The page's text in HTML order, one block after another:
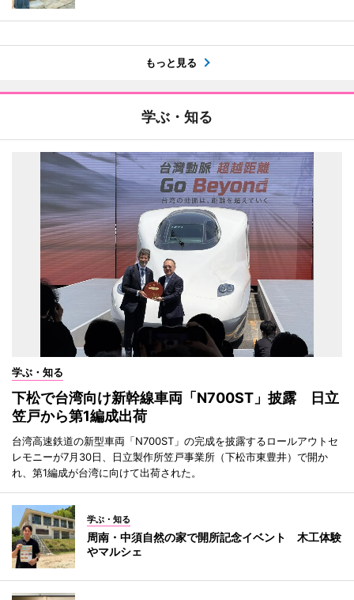
もっと見る
学ぶ・知る
学ぶ・知る
下松で台湾向け新幹線車両「N700ST」披露 日立
笠戸から第1編成出荷
台湾高速鉄道の新型車両「N700ST」の完成を披露するロールアウトセ
レモニーが7月30日、日立製作所笠戸事業所（下松市東豊井）で開か
れ、第1編成が台湾に向けて出荷された。
学ぶ・知る
周南・中須自然の家で開所記念イベント 木工体験
やマルシェ